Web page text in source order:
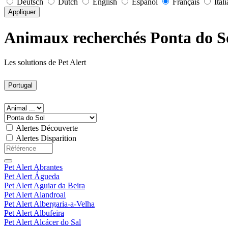
Deutsch Dutch English Español Français
Appliquer
Animaux recherchés Ponta do
Les solutions de Pet Alert
Portugal
Alertes Découverte
Alertes Disparition
Pet Alert Abrantes
Pet Alert Águeda
Pet Alert Aguiar da Beira
Pet Alert Alandroal
Pet Alert Albergaria-a-Velha
Pet Alert Albufeira
Pet Alert Alcácer do Sal